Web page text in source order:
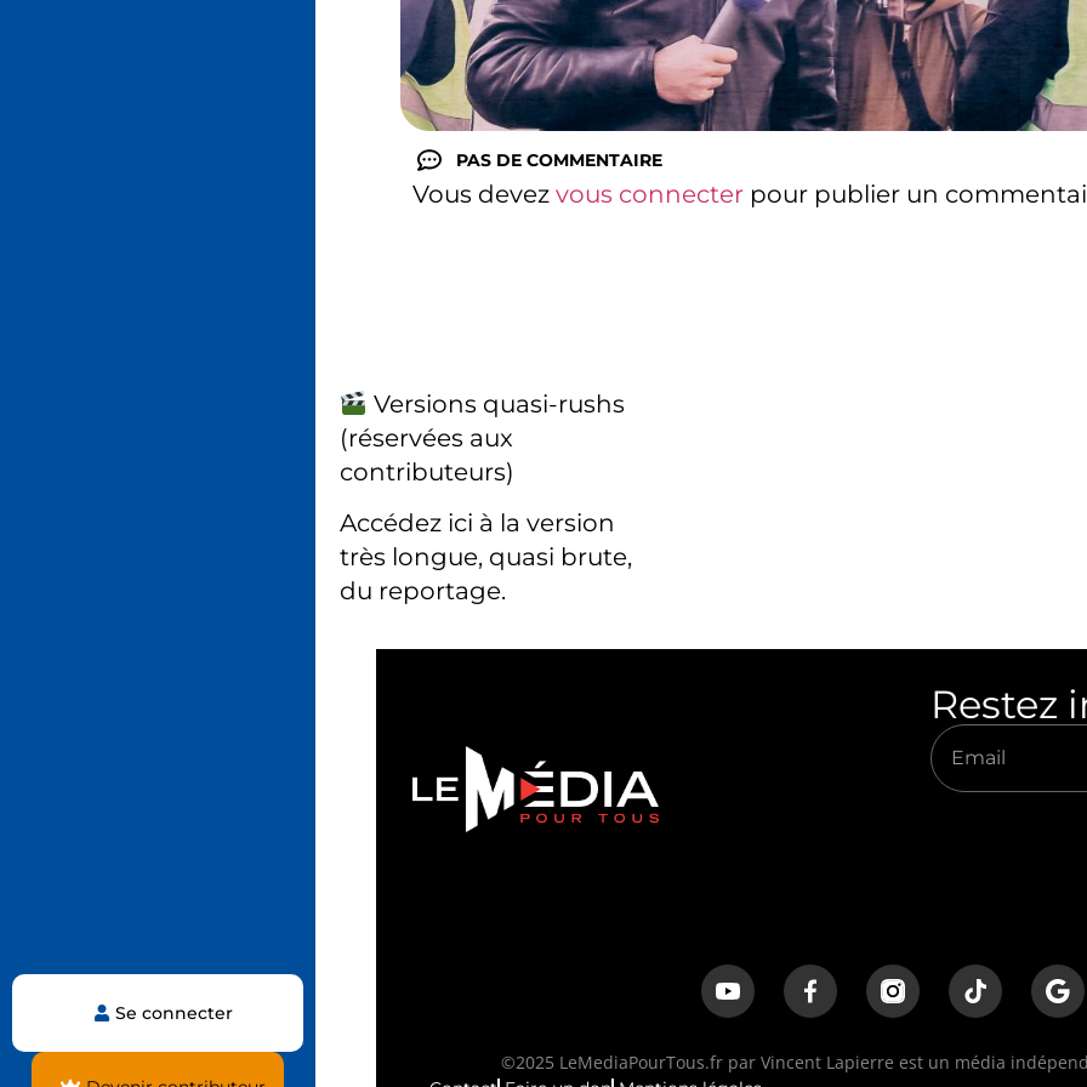
Se connecter
PAS DE COMMENTAIRE
Vous devez vous connecter pour publier un
Versions quasi-rushs
(réservées aux
contributeurs)
Accédez ici à la version
très longue, quasi brute,
du reportage.
Restez
©2025 LeMediaPourTous.fr par Vincent Lapierre est un média